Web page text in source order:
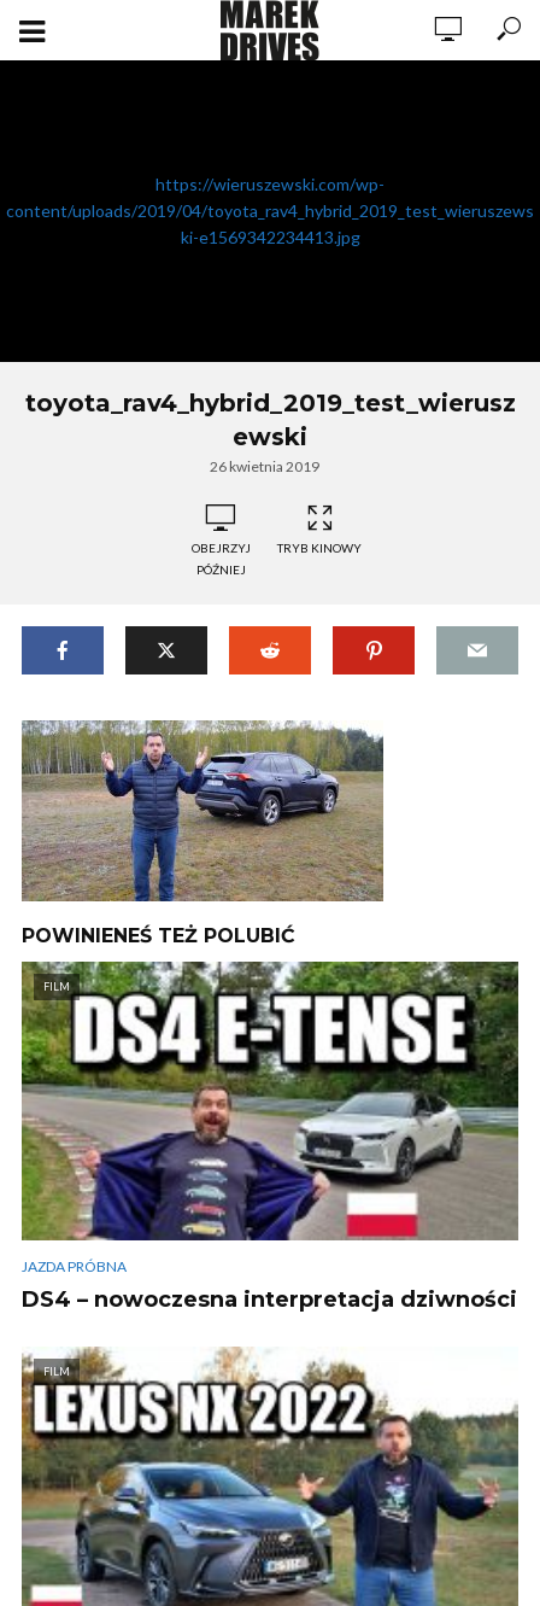
https://wieruszewski.com/wp-
content/uploads/2019/04/toyota_rav4_hybrid_2019_test_wieruszews
ki-e1569342234413.jpg
toyota_rav4_hybrid_2019_test_wierusz
ewski
26 kwietnia 2019
OBEJRZYJ
PÓŹNIEJ
TRYB KINOWY
POWINIENEŚ TEŻ POLUBIĆ
FILM
JAZDA PRÓBNA
DS4 – nowoczesna interpretacja dziwności
FILM